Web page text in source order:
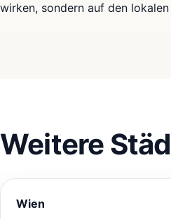
wirken, sondern auf den
Weitere
Wien